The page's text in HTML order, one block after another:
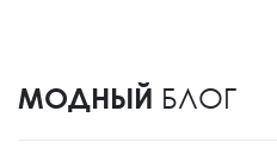
МОДНЫЙ БЛОГ